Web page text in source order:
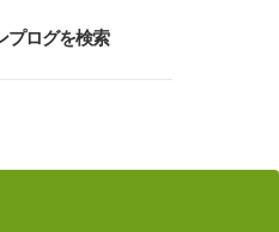
プログを検索